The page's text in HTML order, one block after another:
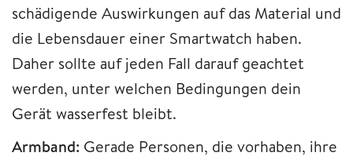
schädigende Auswirkungen auf das Material und
die Lebensdauer einer Smartwatch haben.
Daher sollte auf jeden Fall darauf geachtet
werden, unter welchen Bedingungen dein
Gerät wasserfest bleibt.
Armband: Gerade Personen, die vorhaben, ihre